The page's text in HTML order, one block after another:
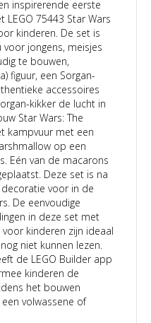
inspirerende eerste
LEGO 75443 Star Wars
kinderen. De set is
jongens, meisjes
te bouwen,
figuur, een Sorgan-
accessoires
kikker de lucht in
Star Wars: The
kampvuur met een
op een
Eén van de macarons
Deze set is na
voor in de
De eenvoudige
in deze set met
kinderen zijn ideaal
niet kunnen lezen.
de LEGO Builder app
kinderen de
het bouwen
volwassene of